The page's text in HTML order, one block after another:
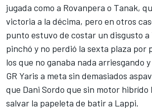
jugada como a Rovanpera o Tanak,
victoria a la décima, pero en otros
punto estuvo de costar un disgusto
pinchó y no perdió la sexta plaza por
los que no ganaba nada arriesgando
GR Yaris a meta sin demasiados
que Dani Sordo que sin motor hibrído
salvar la papeleta de batir a Lappi.